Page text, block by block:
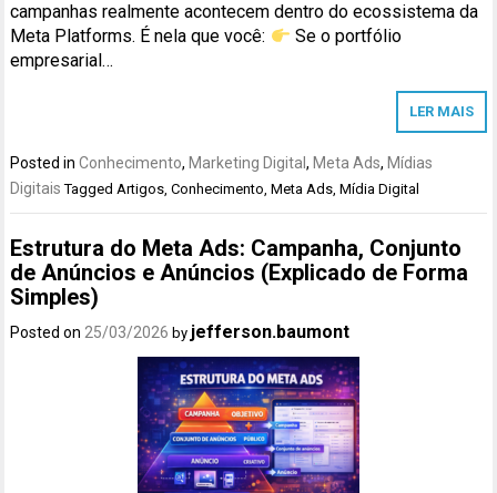
campanhas realmente acontecem dentro do ecossistema da
Meta Platforms. É nela que você:
Se o portfólio
empresarial…
LER MAIS
Posted inConhecimento, Marketing Digital, Meta Ads, Mídias
Digitais TaggedArtigos,Conhecimento,Meta Ads,Mídia Digital
Estrutura do Meta Ads: Campanha, Conjunto
de Anúncios e Anúncios (Explicado de Forma
Simples)
Posted on 25/03/2026 by jefferson.baumont